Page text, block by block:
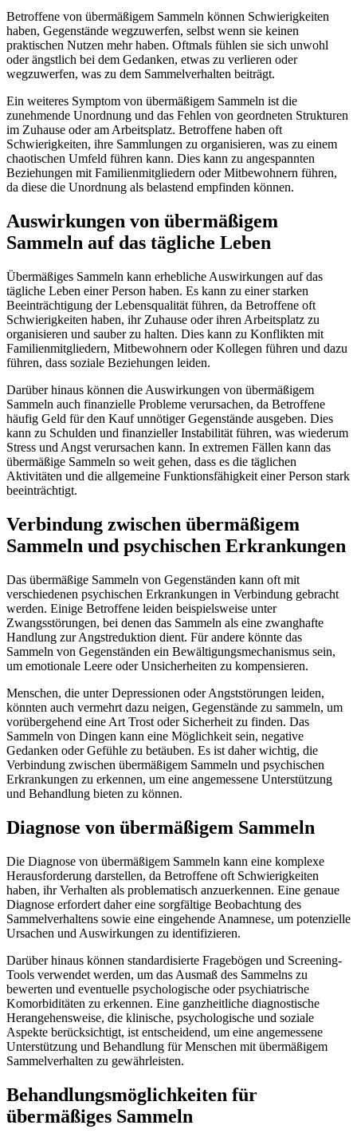
Betroffene von übermäßigem Sammeln können Schwierigkeiten
haben, Gegenstände wegzuwerfen, selbst wenn sie keinen
praktischen Nutzen mehr haben. Oftmals fühlen sie sich unwohl
oder ängstlich bei dem Gedanken, etwas zu verlieren oder
wegzuwerfen, was zu dem Sammelverhalten beiträgt.
Ein weiteres Symptom von übermäßigem Sammeln ist die
zunehmende Unordnung und das Fehlen von geordneten Strukturen
im Zuhause oder am Arbeitsplatz. Betroffene haben oft
Schwierigkeiten, ihre Sammlungen zu organisieren, was zu einem
chaotischen Umfeld führen kann. Dies kann zu angespannten
Beziehungen mit Familienmitgliedern oder Mitbewohnern führen,
da diese die Unordnung als belastend empfinden können.
Auswirkungen von übermäßigem
Sammeln auf das tägliche Leben
Übermäßiges Sammeln kann erhebliche Auswirkungen auf das
tägliche Leben einer Person haben. Es kann zu einer starken
Beeinträchtigung der Lebensqualität führen, da Betroffene oft
Schwierigkeiten haben, ihr Zuhause oder ihren Arbeitsplatz zu
organisieren und sauber zu halten. Dies kann zu Konflikten mit
Familienmitgliedern, Mitbewohnern oder Kollegen führen und dazu
führen, dass soziale Beziehungen leiden.
Darüber hinaus können die Auswirkungen von übermäßigem
Sammeln auch finanzielle Probleme verursachen, da Betroffene
häufig Geld für den Kauf unnötiger Gegenstände ausgeben. Dies
kann zu Schulden und finanzieller Instabilität führen, was wiederum
Stress und Angst verursachen kann. In extremen Fällen kann das
übermäßige Sammeln so weit gehen, dass es die täglichen
Aktivitäten und die allgemeine Funktionsfähigkeit einer Person stark
beeinträchtigt.
Verbindung zwischen übermäßigem
Sammeln und psychischen Erkrankungen
Das übermäßige Sammeln von Gegenständen kann oft mit
verschiedenen psychischen Erkrankungen in Verbindung gebracht
werden. Einige Betroffene leiden beispielsweise unter
Zwangsstörungen, bei denen das Sammeln als eine zwanghafte
Handlung zur Angstreduktion dient. Für andere könnte das
Sammeln von Gegenständen ein Bewältigungsmechanismus sein,
um emotionale Leere oder Unsicherheiten zu kompensieren.
Menschen, die unter Depressionen oder Angststörungen leiden,
könnten auch vermehrt dazu neigen, Gegenstände zu sammeln, um
vorübergehend eine Art Trost oder Sicherheit zu finden. Das
Sammeln von Dingen kann eine Möglichkeit sein, negative
Gedanken oder Gefühle zu betäuben. Es ist daher wichtig, die
Verbindung zwischen übermäßigem Sammeln und psychischen
Erkrankungen zu erkennen, um eine angemessene Unterstützung
und Behandlung bieten zu können.
Diagnose von übermäßigem Sammeln
Die Diagnose von übermäßigem Sammeln kann eine komplexe
Herausforderung darstellen, da Betroffene oft Schwierigkeiten
haben, ihr Verhalten als problematisch anzuerkennen. Eine genaue
Diagnose erfordert daher eine sorgfältige Beobachtung des
Sammelverhaltens sowie eine eingehende Anamnese, um potenzielle
Ursachen und Auswirkungen zu identifizieren.
Darüber hinaus können standardisierte Fragebögen und Screening-
Tools verwendet werden, um das Ausmaß des Sammelns zu
bewerten und eventuelle psychologische oder psychiatrische
Komorbiditäten zu erkennen. Eine ganzheitliche diagnostische
Herangehensweise, die klinische, psychologische und soziale
Aspekte berücksichtigt, ist entscheidend, um eine angemessene
Unterstützung und Behandlung für Menschen mit übermäßigem
Sammelverhalten zu gewährleisten.
Behandlungsmöglichkeiten für
übermäßiges Sammeln